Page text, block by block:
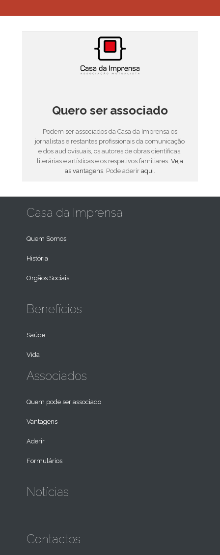
Quero ser associado
Podem ser associados da Casa da Imprensa os
jornalistas e restantes profissionais da comunicação
e dos audiovisuais, os autores de obras científicas,
literárias e artísticas e os respetivos familiares. Veja
as vantagens. Pode aderir aqui.
Casa da Imprensa
Quem Somos
História
Orgãos Sociais
Benefícios
Saúde
Vida
Associados
Quem pode ser associado
Vantagens
Aderir
Formulários
Notícias
Contactos